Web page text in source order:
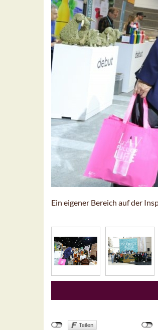
Ein eigener Bereich auf der